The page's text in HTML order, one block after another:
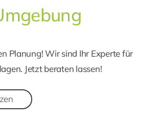
Planung! Wir sind Ihr Experte für
Jetzt beraten lassen!